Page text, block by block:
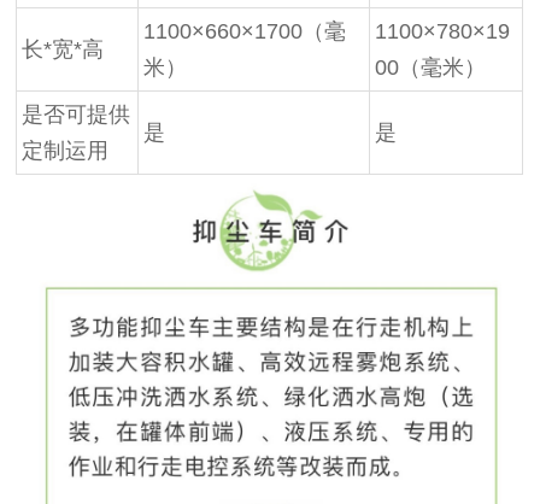
长*宽*高
1100×660×1700（毫
米）
1100×780×19
00（毫米）
是否可提供
定制运用
是 是